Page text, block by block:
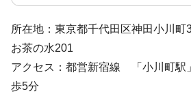
所在地：東京都千代田区神田小川町
お茶の水201
アクセス：都営新宿線 「小川町
歩5分